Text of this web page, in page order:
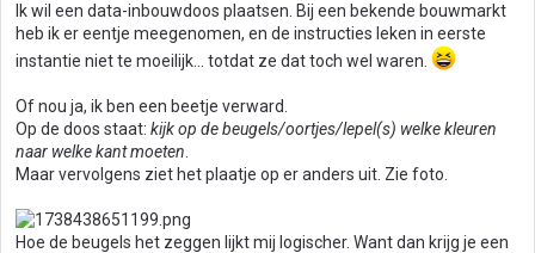
Ik wil een data-inbouwdoos plaatsen. Bij een bekende bouwmarkt
heb ik er eentje meegenomen, en de instructies leken in eerste
instantie niet te moeilijk… totdat ze dat toch wel waren.
Of nou ja, ik ben een beetje verward.
Op de doos staat: kijk op de beugels/oortjes/lepel(s) welke kleuren
naar welke kant moeten
Maar vervolgens ziet het plaatje op er anders uit. Zie foto.
Hoe de beugels het zeggen lijkt mij logischer. Want dan krijg je een